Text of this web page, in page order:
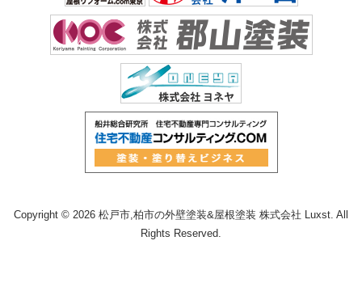
Copyright © 2026 松戸市,柏市の外壁塗装&屋根塗装 株式会社 Luxst. All
Rights Reserved.